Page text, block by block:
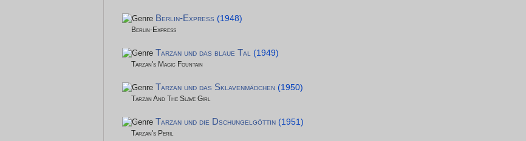
Berlin-Express (1948)
Berlin-Express
Tarzan und das blaue Tal (1949)
Tarzan's Magic Fountain
Tarzan und das Sklavenmädchen (1950)
Tarzan And The Slave Girl
Tarzan und die Dschungelgöttin (1951)
Tarzan's Peril